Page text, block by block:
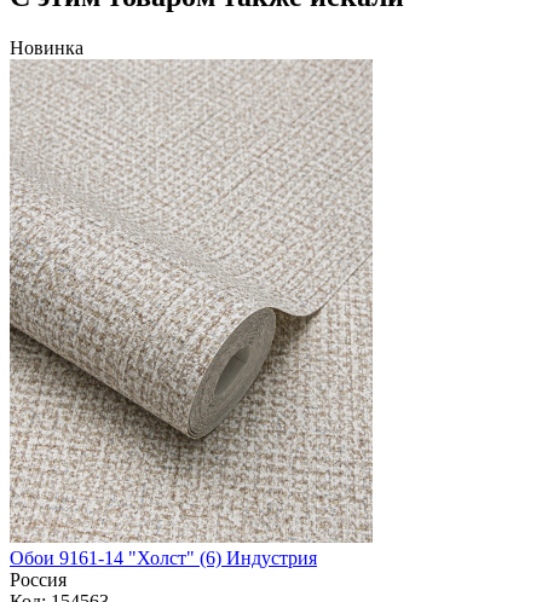
Новинка
Обои 9161-14 "Холст" (6) Индустрия
Россия